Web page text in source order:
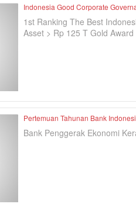
Indonesia Good Corporate
1st Ranking The Best
Asset > Rp 125 T Gold
Pertemuan Tahunan Bank
Bank Penggerak Ekonomi